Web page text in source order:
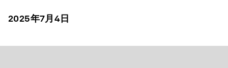
2025年7月4日